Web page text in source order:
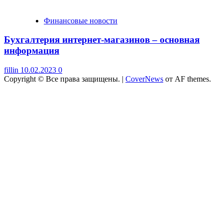
Финансовые новости
Бухгалтерия интернет-магазинов – основная
информация
fillin 10.02.2023 0
Copyright © Все права защищены. | CoverNews от AF themes.